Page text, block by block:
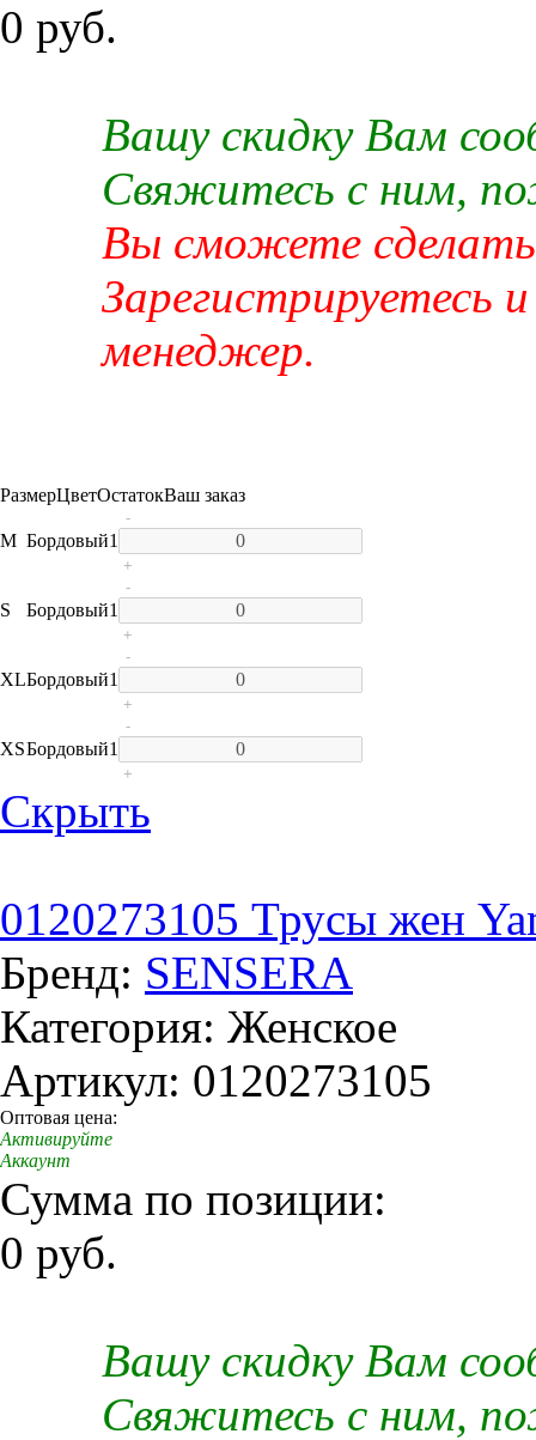
0 руб.
Вашу скидку Вам
Свяжитесь с ним,
Вы сможете сделать
Зарегистрируетесь
менеджер.
РазмерЦветОстатокВаш заказ
M Бордовый1
-
+
S Бордовый1
-
+
XLБордовый1
-
+
XSБордовый1
-
+
Скрыть
0120273105 Трусы жен
Бренд: SENSERA
Категория: Женское
Артикул: 0120273105
Оптовая цена:
Активируйте
Аккаунт
Сумма по позиции:
0 руб.
Вашу скидку Вам
Свяжитесь с ним,